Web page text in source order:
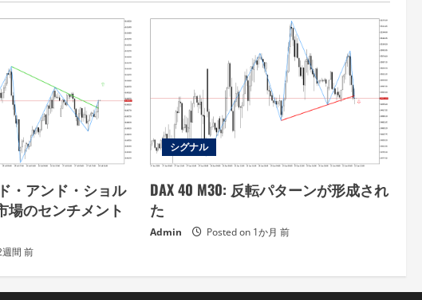
・アンド・ショル
場のセンチメント
間 前
シグナル
DAX 40 M30: 反転パターンが形成され
た
Admin Posted on 1か月 前